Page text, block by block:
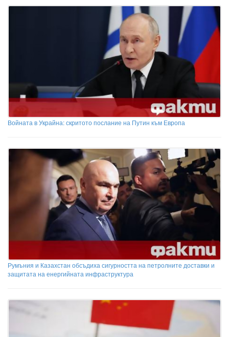
Войната в Украйна: скритото послание на Путин към Европа
Румъния и Казахстан обсъдиха сигурността на петролните доставки и
защитата на енергийната инфраструктура